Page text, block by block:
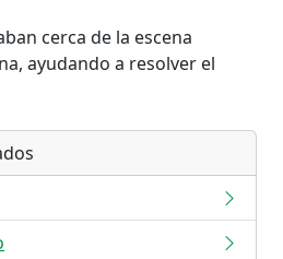
cerca de la escena
ayudando a resolver el